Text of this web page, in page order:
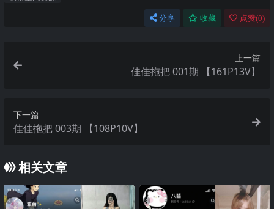
分享 收藏 点赞(0)
上一篇
佳佳拖把 001期 【161P13V】
下一篇
佳佳拖把 003期 【108P10V】
相关文章